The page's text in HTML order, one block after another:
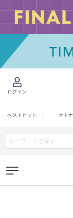
ログイン
ベストヒット オトナ